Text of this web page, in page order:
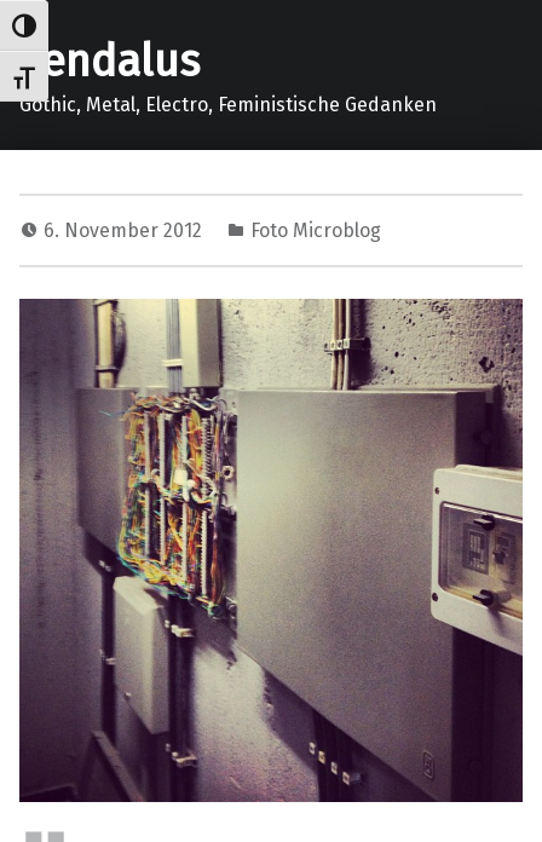
Umschalten auf hohe Kontraste
Schrift vergrößern
gendalus
Gothic, Metal, Electro, Feministische Gedanken
6. November 2012 Foto Microblog